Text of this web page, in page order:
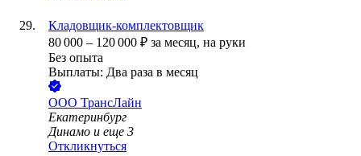
Кладовщик-комплектовщик
80 000 – 120 000 ₽ за месяц, на руки
Без опыта
Выплаты: Два раза в месяц
ООО ТрансЛайн
Екатеринбург
Динамо и еще 3
Откликнуться